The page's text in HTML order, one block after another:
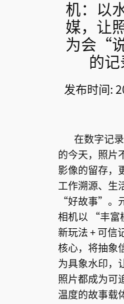
机：以
媒，让
为会“
的记
发布时间:
在数字记
的今天，照片
影像的留存，
工作溯源、生
“好故事”。
相机以 “丰富
新玩法 + 可信
核心，将抽象
为具象水印，
照片都成为可
温度的故事载